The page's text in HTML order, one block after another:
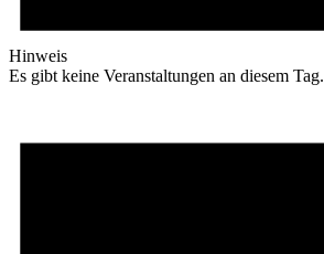
Hinweis
Es gibt keine Veranstaltungen an diesem Tag.